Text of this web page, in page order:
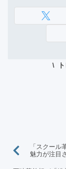
「スクー
魅力が注目